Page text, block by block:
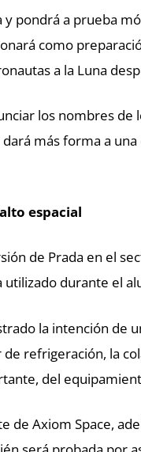
pondrá a prueba
como
a la Luna
los nombres
más forma a
espacial
de Prada en el
utilizado durante el
la intención de
refrigeración, la
del
de Axiom Space,